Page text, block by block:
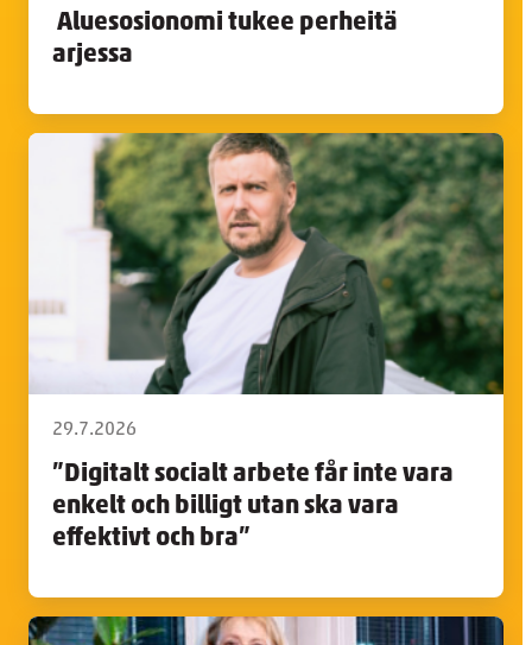
Aluesosionomi tukee perheitä
arjessa
29.7.2026
”Digitalt socialt arbete får inte vara
enkelt och billigt utan ska vara
effektivt och bra”